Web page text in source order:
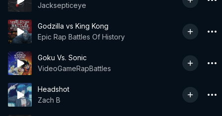
Jacksepticeye
Godzilla vs King Kong
Epic Rap Battles Of History
Goku Vs. Sonic
VideoGameRapBattles
Headshot
Zach B